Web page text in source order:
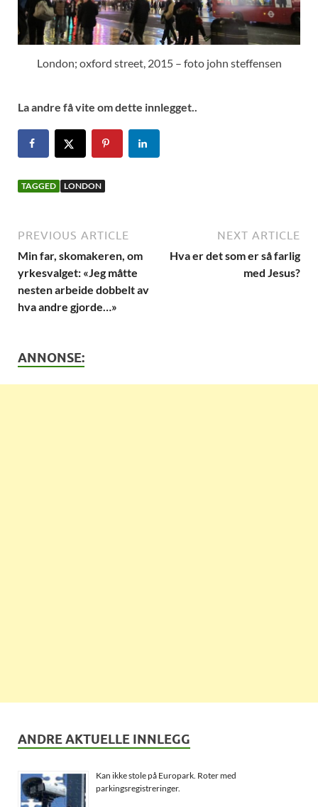
London; oxford street, 2015 – foto john steffensen
La andre få vite om dette innlegget..
TAGGED LONDON
PREVIOUS ARTICLE
Min far, skomakeren, om
yrkesvalget: «Jeg måtte
nesten arbeide dobbelt av
hva andre gjorde…»
NEXT ARTICLE
Hva er det som er så farlig
med Jesus?
ANNONSE:
ANDRE AKTUELLE INNLEGG
Kan ikke stole på Europark. Roter med
parkingsregistreringer.